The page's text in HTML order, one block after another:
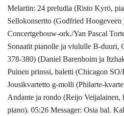
Melartin: 24 preludia (Risto Kyrö,
Sellokonsertto (Godfried Hoogeveen
Concertgebouw-ork./Yan Pascal
Sonaatit pianolle ja viululle B-duuri,
378-380) (Daniel Barenboim ja
Puinen prinssi, baletti (Chicagon
Jousikvartetto g-molli (Philarte-
Andante ja rondo (Reijo
piano). 05:26 Messager: Osia bal.